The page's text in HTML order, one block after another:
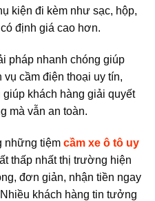
kiện đi kèm như sạc, hộp,
định giá cao hơn.
pháp nhanh chóng giúp
cầm điện thoại uy tín,
giúp khách hàng giải quyết
mà vẫn an toàn.
những tiệm cầm xe ô tô uy
thấp nhất thị trường hiện
đơn giản, nhận tiền ngay
khách hàng tin tưởng